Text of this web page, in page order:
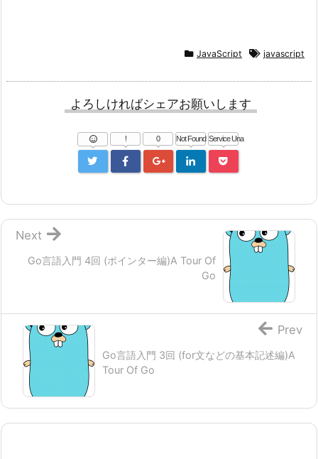
JavaScript javascript
よろしければシェアお願いします
! 0 Not Found Service Una
Go言語入門 4回 (ポインター編)A Tour Of
Go
Next
Go言語入門 3回 (for文などの基本記述編)A
Tour Of Go
Prev